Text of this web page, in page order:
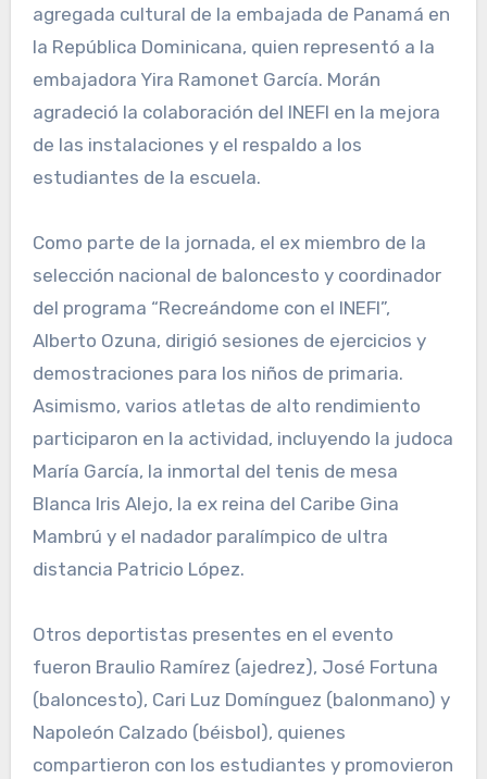
agregada cultural de la embajada de Panamá en
la República Dominicana, quien representó a la
embajadora Yira Ramonet García. Morán
agradeció la colaboración del INEFI en la mejora
de las instalaciones y el respaldo a los
estudiantes de la escuela.
Como parte de la jornada, el ex miembro de la
selección nacional de baloncesto y coordinador
del programa “Recreándome con el INEFI”,
Alberto Ozuna, dirigió sesiones de ejercicios y
demostraciones para los niños de primaria.
Asimismo, varios atletas de alto rendimiento
participaron en la actividad, incluyendo la judoca
María García, la inmortal del tenis de mesa
Blanca Iris Alejo, la ex reina del Caribe Gina
Mambrú y el nadador paralímpico de ultra
distancia Patricio López.
Otros deportistas presentes en el evento
fueron Braulio Ramírez (ajedrez), José Fortuna
(baloncesto), Cari Luz Domínguez (balonmano) y
Napoleón Calzado (béisbol), quienes
compartieron con los estudiantes y promovieron